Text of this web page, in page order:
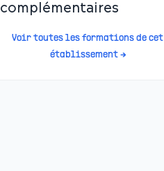
complémentaires
Voir toutes les formations de cet
établissement →